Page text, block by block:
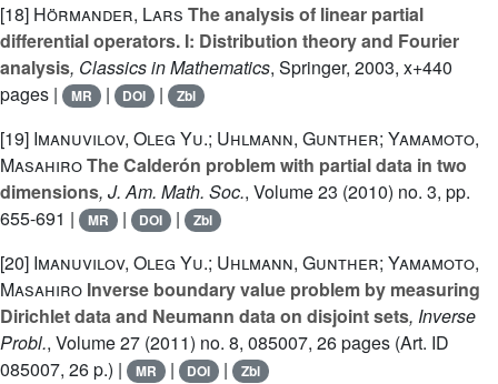
[18] Hörmander, Lars The analysis of linear partial
differential operators. I: Distribution theory and Fourier
analysis, Classics in Mathematics, Springer, 2003, x+440
pages |
MR | DOI | Zbl
[19] Imanuvilov, Oleg Yu.; Uhlmann, Gunther; Yamamoto,
MasahiroThe Calderón problem with partial data in two
dimensions, J. Am. Math. Soc., Volume 23 (2010) no. 3, pp.
655-691 |
MR | DOI | Zbl
[20] Imanuvilov, Oleg Yu.; Uhlmann, Gunther; Yamamoto,
Masahiro Inverse boundary value problem by measuring
Dirichlet data and Neumann data on disjoint sets, Inverse
Probl., Volume 27 (2011) no. 8, 085007, 26 pages (Art. ID
085007, 26 p.) |
MR | DOI | Zbl